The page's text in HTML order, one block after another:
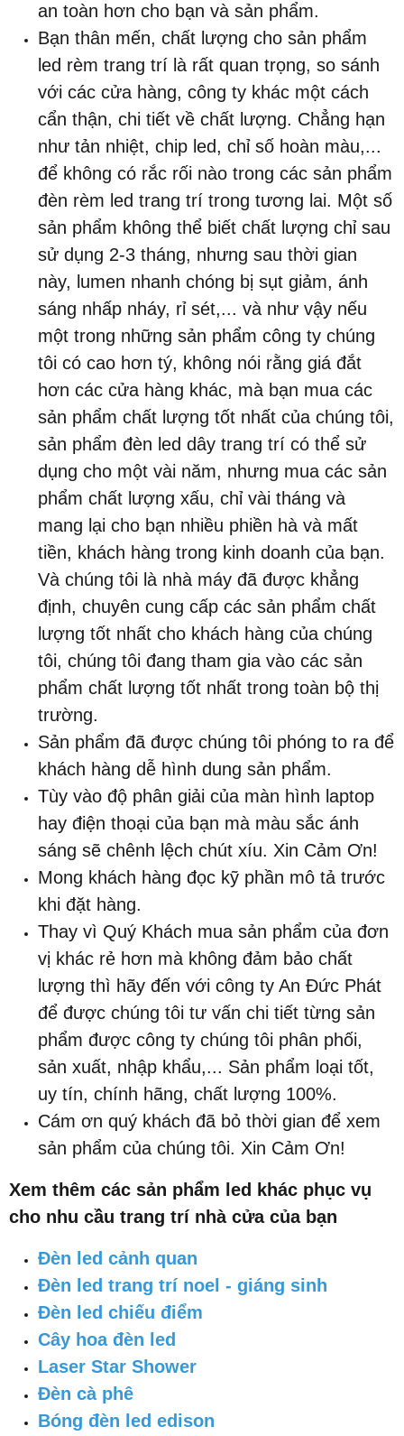
an toàn hơn cho bạn và sản phẩm.
Bạn thân mến, chất lượng cho sản phẩm
led rèm trang trí là rất quan trọng, so sánh
với các cửa hàng, công ty khác một cách
cẩn thận, chi tiết về chất lượng. Chẳng hạn
như tản nhiệt, chip led, chỉ số hoàn màu,...
để không có rắc rối nào trong các sản phẩm
đèn rèm led trang trí trong tương lai. Một số
sản phẩm không thể biết chất lượng chỉ sau
sử dụng 2-3 tháng, nhưng sau thời gian
này, lumen nhanh chóng bị sụt giảm, ánh
sáng nhấp nháy, rỉ sét,... và như vậy nếu
một trong những sản phẩm công ty chúng
tôi có cao hơn tý, không nói rằng giá đắt
hơn các cửa hàng khác, mà bạn mua các
sản phẩm chất lượng tốt nhất của chúng tôi,
sản phẩm đèn led dây trang trí có thể sử
dụng cho một vài năm, nhưng mua các sản
phẩm chất lượng xấu, chỉ vài tháng và
mang lại cho bạn nhiều phiền hà và mất
tiền, khách hàng trong kinh doanh của bạn.
Và chúng tôi là nhà máy đã được khẳng
định, chuyên cung cấp các sản phẩm chất
lượng tốt nhất cho khách hàng của chúng
tôi, chúng tôi đang tham gia vào các sản
phẩm chất lượng tốt nhất trong toàn bộ thị
trường.
Sản phẩm đã được chúng tôi phóng to ra để
khách hàng dễ hình dung sản phẩm.
Tùy vào độ phân giải của màn hình laptop
hay điện thoại của bạn mà màu sắc ánh
sáng sẽ chênh lệch chút xíu. Xin Cảm Ơn!
Mong khách hàng đọc kỹ phần mô tả trước
khi đặt hàng.
Thay vì Quý Khách mua sản phẩm của đơn
vị khác rẻ hơn mà không đảm bảo chất
lượng thì hãy đến với công ty An Đức Phát
để được chúng tôi tư vấn chi tiết từng sản
phẩm được công ty chúng tôi phân phối,
sản xuất, nhập khẩu,... Sản phẩm loại tốt,
uy tín, chính hãng, chất lượng 100%.
Cám ơn quý khách đã bỏ thời gian để xem
sản phẩm của chúng tôi. Xin Cảm Ơn!
Xem thêm các sản phẩm led khác phục vụ
cho nhu cầu trang trí nhà cửa của bạn
Đèn led cảnh quan
Đèn led trang trí noel - giáng sinh
Đèn led chiếu điểm
Cây hoa đèn led
Laser Star Shower
Đèn cà phê
Bóng đèn led edison